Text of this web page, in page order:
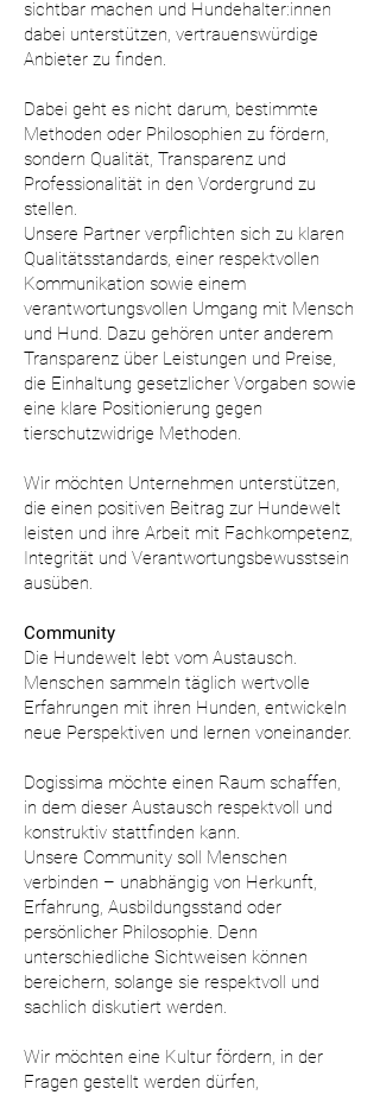
sichtbar machen und Hundehalter:innen
dabei unterstützen, vertrauenswürdige
Anbieter zu finden.
Dabei geht es nicht darum, bestimmte
Methoden oder Philosophien zu fördern,
sondern Qualität, Transparenz und
Professionalität in den Vordergrund zu
stellen.
Unsere Partner verpflichten sich zu klaren
Qualitätsstandards, einer respektvollen
Kommunikation sowie einem
verantwortungsvollen Umgang mit Mensch
und Hund. Dazu gehören unter anderem
Transparenz über Leistungen und Preise,
die Einhaltung gesetzlicher Vorgaben sowie
eine klare Positionierung gegen
tierschutzwidrige Methoden.
Wir möchten Unternehmen unterstützen,
die einen positiven Beitrag zur Hundewelt
leisten und ihre Arbeit mit Fachkompetenz,
Integrität und Verantwortungsbewusstsein
ausüben.
Community
Die Hundewelt lebt vom Austausch.
Menschen sammeln täglich wertvolle
Erfahrungen mit ihren Hunden, entwickeln
neue Perspektiven und lernen voneinander.
Dogissima möchte einen Raum schaffen,
in dem dieser Austausch respektvoll und
konstruktiv stattfinden kann.
Unsere Community soll Menschen
verbinden – unabhängig von Herkunft,
Erfahrung, Ausbildungsstand oder
persönlicher Philosophie. Denn
unterschiedliche Sichtweisen können
bereichern, solange sie respektvoll und
sachlich diskutiert werden.
Wir möchten eine Kultur fördern, in der
Fragen gestellt werden dürfen,